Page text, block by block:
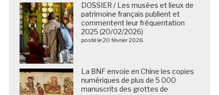
DOSSIER / Les musées et lieux de
patrimoine français publient et
commentent leur fréquentation
2025 (20/02/2026)
posté le 20 février 2026
La BNF envoie en Chine les copies
numériques de plus de 5 000
manuscrits des grottes de